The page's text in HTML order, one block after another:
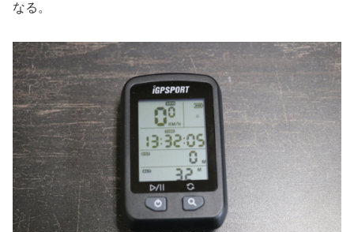
なる。